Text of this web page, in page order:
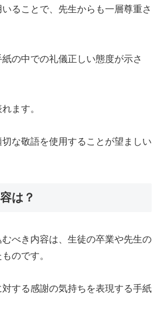
ることで、先生からも一層尊重さ
の中での礼儀正しい態度が示さ
ます。
な敬語を使用することが望ましい
は？
べき内容は、生徒の卒業や先生の
のです。
する感謝の気持ちを表現する手紙